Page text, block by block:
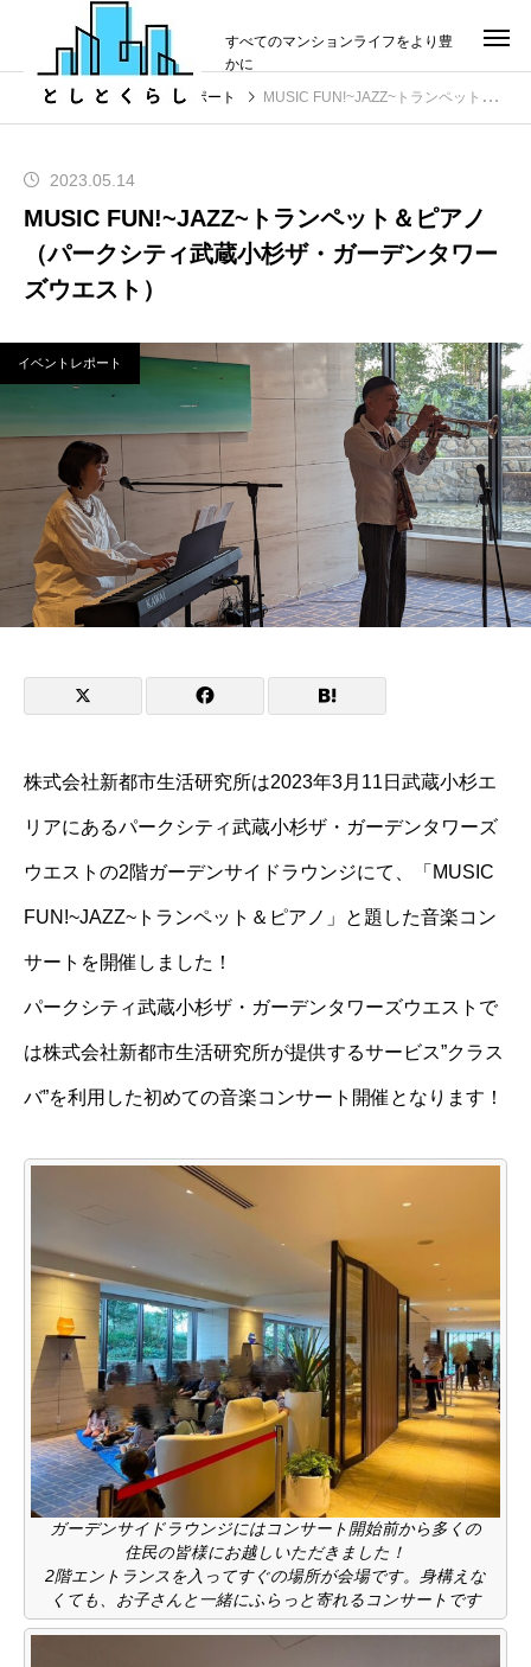
すべてのマンションライフをより豊
かに
投稿
イベントレポート MUSIC FUN!~JAZZ~トランペット＆ピアノ（パークシティ武蔵小杉ザ・ガーデンタワーズウエスト）
2023.05.14
MUSIC FUN!~JAZZ~トランペット＆ピアノ
（パークシティ武蔵小杉ザ・ガーデンタワー
ズウエスト）
イベントレポート
株式会社新都市生活研究所は2023年3月11日武蔵小杉エ
リアにあるパークシティ武蔵小杉ザ・ガーデンタワーズ
ウエストの2階ガーデンサイドラウンジにて、「MUSIC
FUN!~JAZZ~トランペット＆ピアノ」と題した音楽コン
サートを開催しました！
パークシティ武蔵小杉ザ・ガーデンタワーズウエストで
は株式会社新都市生活研究所が提供するサービス”クラス
バ”を利用した初めての音楽コンサート開催となります！
ガーデンサイドラウンジにはコンサート開始前から多くの
住民の皆様にお越しいただきました！
2階エントランスを入ってすぐの場所が会場です。身構えな
くても、お子さんと一緒にふらっと寄れるコンサートです